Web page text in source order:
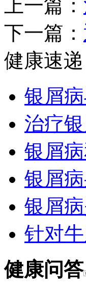
上一篇：
下一篇：
健康速递
银屑
治疗
银屑
银屑
银屑
针对
健康问答